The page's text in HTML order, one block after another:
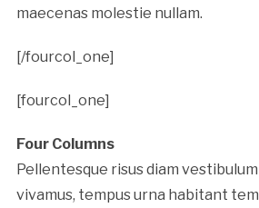
maecenas molestie nullam.
[/fourcol_one]
[fourcol_one]
Four Columns
Pellentesque risus diam
vivamus, tempus urna habitant